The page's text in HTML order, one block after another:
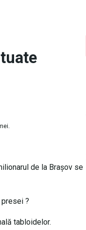
de la Braşov se
?
tabloidelor.